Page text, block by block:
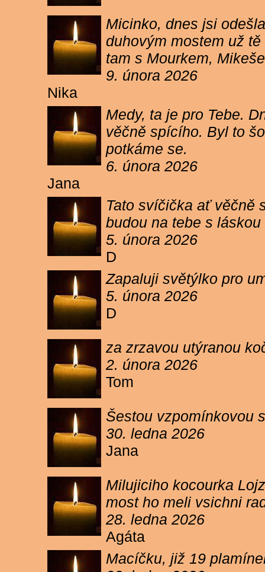
Micinko, dnes jsi
duhovým mostem už
tam s Mourkem,
9. února 2026
Nika
Medy, ta je pro Tebe.
věčně spícího. Byl to
potkáme se.
6. února 2026
Jana
Tato svíčička ať věčně
budou na tebe s
5. února 2026
D
Zapaluji světýlko pro
5. února 2026
D
za zrzavou utýranou
2. února 2026
Tom
Šestou vzpomínkovou
30. ledna 2026
Jana
Milujiciho kocourka
most ho meli vsichni
28. ledna 2026
Agáta
Macíčku, již 19